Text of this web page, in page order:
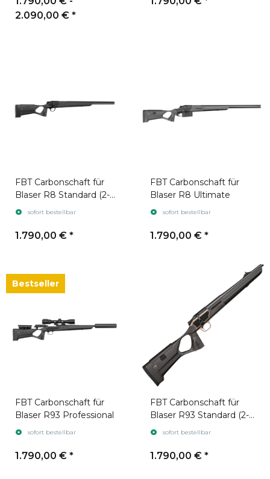
2.090,00 € *
FBT Carbonschaft für
Blaser R8 Standard (2-
part)sofort bestellbar
1.790,00 € *
FBT Carbonschaft für
Blaser R8 Ultimate
sofort bestellbar
1.790,00 € *
Bestseller
FBT Carbonschaft für
Blaser R93 Professional
sofort bestellbar
1.790,00 € *
FBT Carbonschaft für
Blaser R93 Standard (2-
part)sofort bestellbar
1.790,00 € *